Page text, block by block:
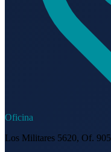
Oficina
Los Militares 5620, Of. 905